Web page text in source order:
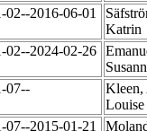
02--2016-06-01
Katrin
02--2024-02-26
07--
Kleen,
Louise
07--2015-01-21